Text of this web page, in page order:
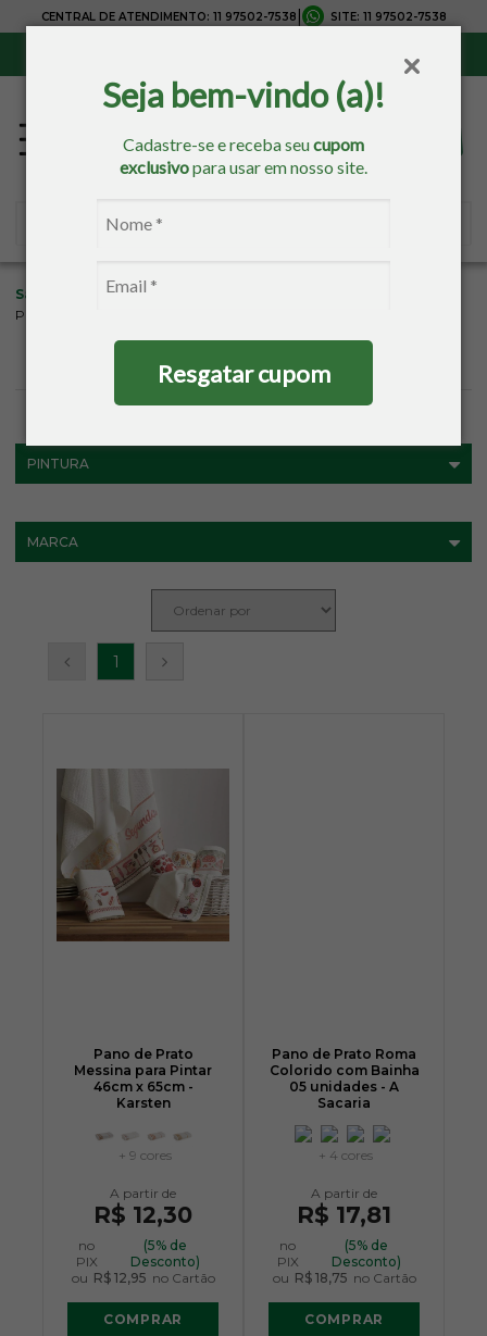
Seja bem-vindo (a)!
Cadastre-se e receba seucupom
exclusivopara usar em nosso site.
Resgatar cupom
CENTRAL DE ATENDIMENTO: 11 97502-7538 SITE: 11 97502-7538
Sacaria Pintura
Pano de Prato para Pintar
MARCA
PINTURA
1
Pano de Prato
Messina para Pintar
46cm x 65cm -
Karsten
+ 9 cores
R$ 12,30
no
PIX
(5% de
Desconto)
ou R$ 12,95 no Cartão
COMPRAR
Pano de Prato Roma
Colorido com Bainha
05 unidades - A
Sacaria
+ 4 cores
R$ 17,81
no
PIX
(5% de
Desconto)
ou R$ 18,75 no Cartão
COMPRAR